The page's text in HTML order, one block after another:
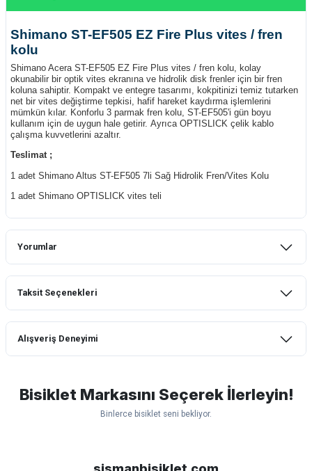
Shimano ST-EF505 EZ Fire Plus vites / fren
kolu
Shimano Acera ST-EF505 EZ Fire Plus vites / fren kolu, kolay
okunabilir bir optik vites ekranına ve hidrolik disk frenler için bir fren
koluna sahiptir. Kompakt ve entegre tasarımı, kokpitinizi temiz tutarken
net bir vites değiştirme tepkisi, hafif hareket kaydırma işlemlerini
mümkün kılar. Konforlu 3 parmak fren kolu, ST-EF505'i gün boyu
kullanım için de uygun hale getirir. Ayrıca OPTISLICK çelik kablo
çalışma kuvvetlerini azaltır.
Teslimat ;
1 adet Shimano Altus ST-EF505 7li Sağ Hidrolik Fren/Vites Kolu
1 adet Shimano OPTISLICK vites teli
Yorumlar
Taksit Seçenekleri
Alışveriş Deneyimi
lastik yanak kısmından 3cm yarıldı ama
normal sürüşe uygun
Bisiklet Markasını Seçerek İlerleyin!
Binlerce bisiklet seni bekliyor.